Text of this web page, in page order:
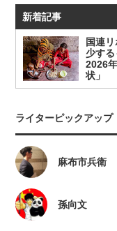
新着記事
国連
少す
2026
状」
ライターピックアップ
麻布市兵衛
孫向文